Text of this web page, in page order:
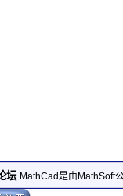
坛 MathCad是由MathSoft